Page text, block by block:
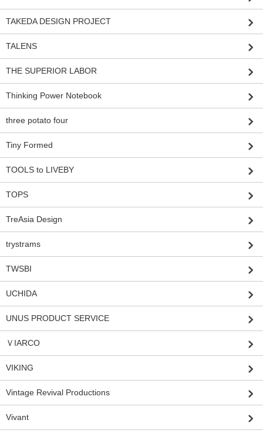
TAKEDA DESIGN PROJECT
TALENS
THE SUPERIOR LABOR
Thinking Power Notebook
three potato four
Tiny Formed
TOOLS to LIVEBY
TOPS
TreAsia Design
trystrams
TWSBI
UCHIDA
UNUS PRODUCT SERVICE
ＶIARCO
VIKING
Vintage Revival Productions
Vivant